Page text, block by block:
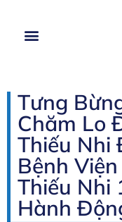
Tưng
Chăm Lo
Thiếu Nhi
Bệnh
Thiếu Nhi
Hành